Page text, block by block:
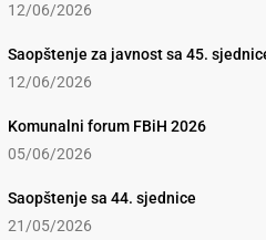
12/06/2026
Saopštenje za javnost sa 45.
12/06/2026
Komunalni forum FBiH 2026
05/06/2026
Saopštenje sa 44. sjednice
21/05/2026